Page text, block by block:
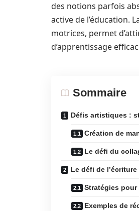
des notions parfois
active de l’éducation.
motrices, permet
d’apprentissage
Sommaire
Défis artistiques :
Création de
Le défi du
Le défi de
Stratégies pour
Exemples de